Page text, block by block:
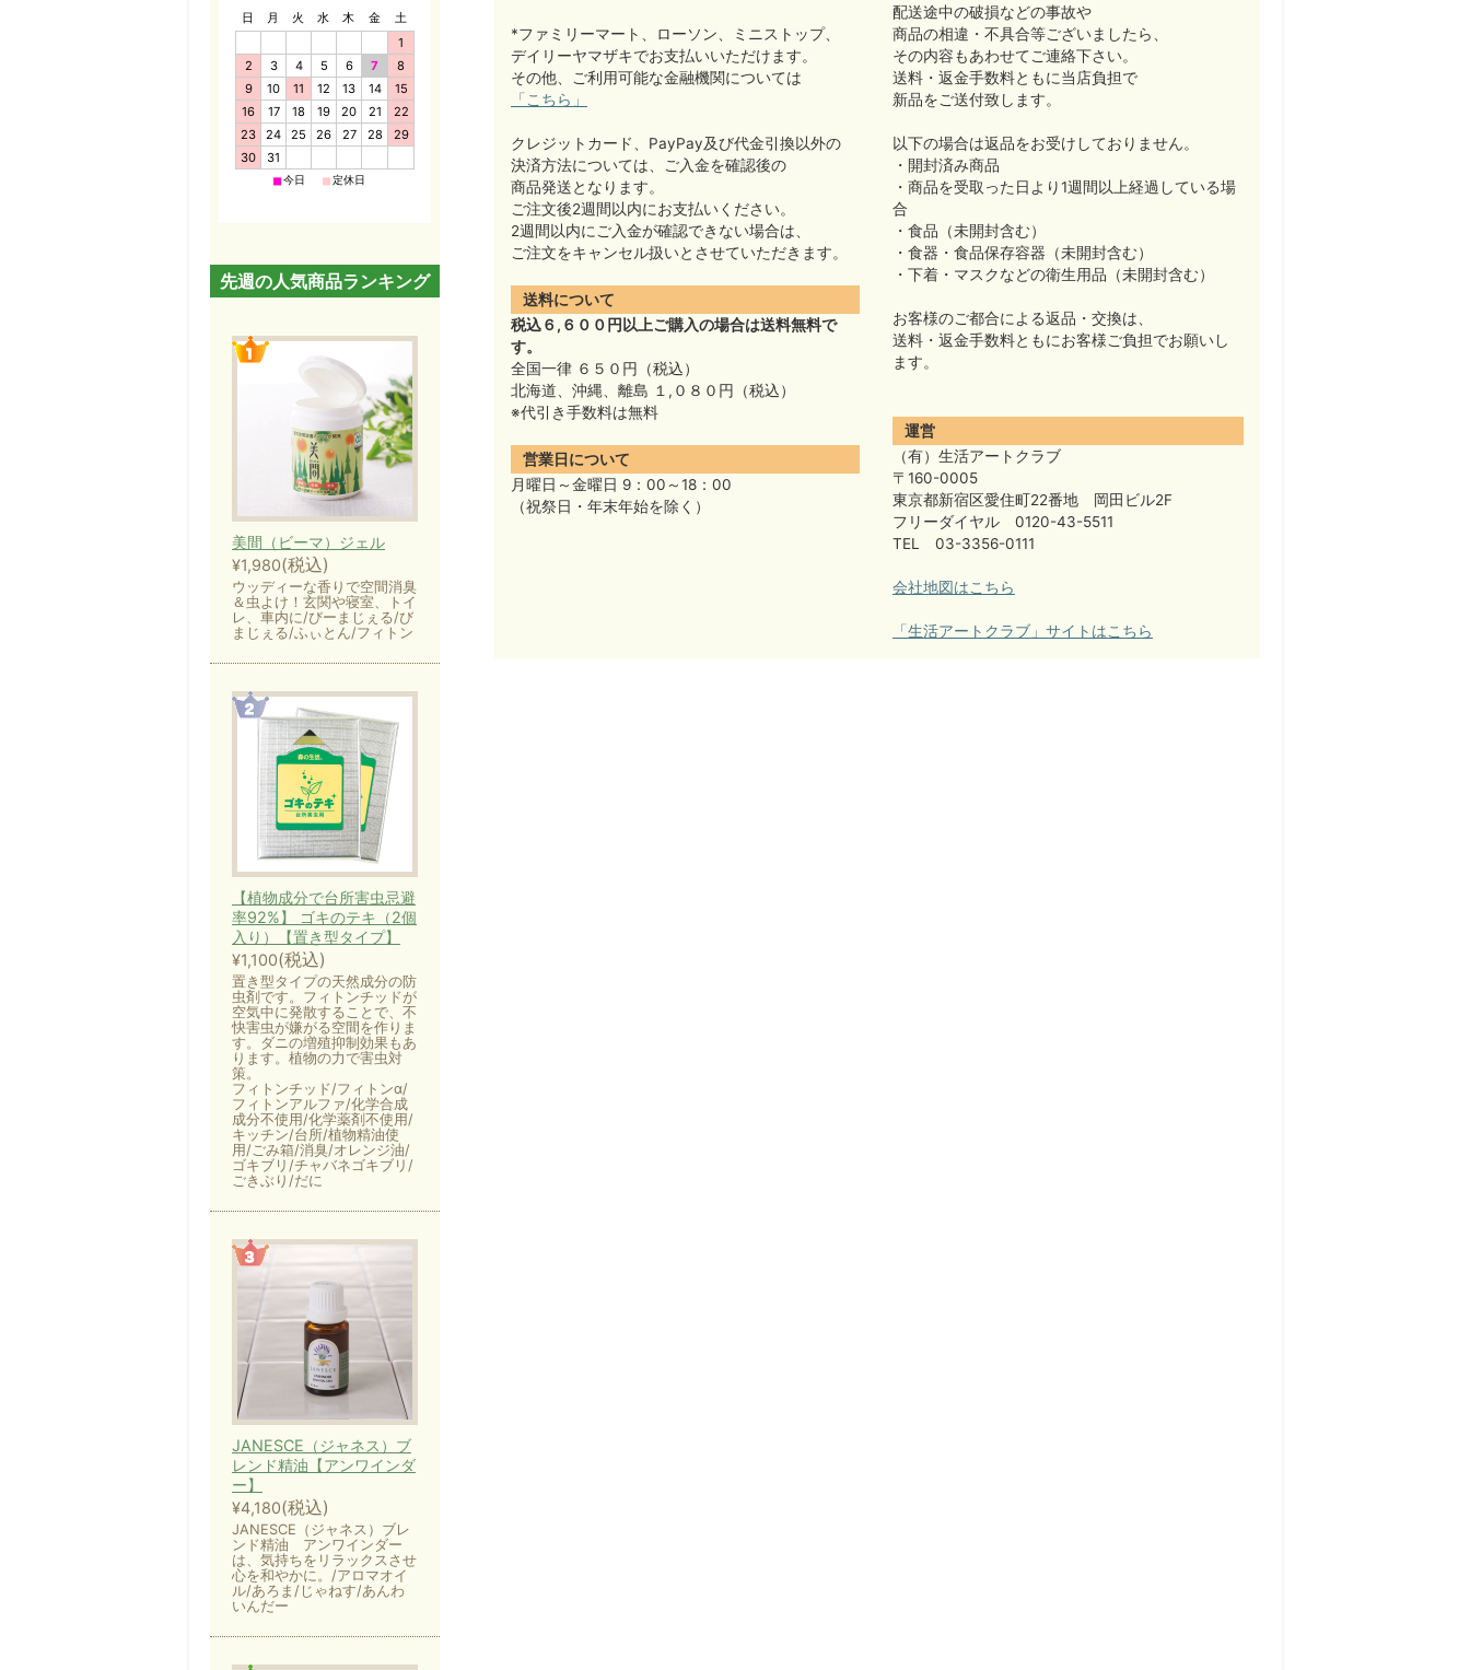
*ファミリーマート、ローソン、ミニストップ、
デイリーヤマザキでお支払いいただけます。
その他、ご利用可能な金融機関については
「こちら」
クレジットカード、PayPay及び代金引換以外の
決済方法については、ご入金を確認後の
商品発送となります。
ご注文後2週間以内にお支払いください。
2週間以内にご入金が確認できない場合は、
ご注文をキャンセル扱いとさせていただきます。
送料について
税込６,６００円以上ご購入の場合は送料無料で
す。
全国一律 ６５０円（税込）
北海道、沖縄、離島 １,０８０円（税込）
※代引き手数料は無料
営業日について
月曜日～金曜日 9：00～18：00
（祝祭日・年末年始を除く）
配送途中の破損などの事故や
商品の相違・不具合等ございましたら、
その内容もあわせてご連絡下さい。
送料・返金手数料ともに当店負担で
新品をご送付致します。
以下の場合は返品をお受けしておりません。
・開封済み商品
・商品を受取った日より1週間以上経過している場
合
・食品（未開封含む）
・食器・食品保存容器（未開封含む）
・下着・マスクなどの衛生用品（未開封含む）
お客様のご都合による返品・交換は、
送料・返金手数料ともにお客様ご負担でお願いし
ます。
運営
（有）生活アートクラブ
〒160-0005
東京都新宿区愛住町22番地 岡田ビル2F
フリーダイヤル 0120-43-5511
TEL 03-3356-0111
会社地図はこちら
「生活アートクラブ」サイトはこちら
日 月 火 水 木 金
土
1
2
3 4 5 6 7
8
9
10 11 12 13 14
15
16
17 18 19 20 21
22
23
24 25 26 27 28
29
30
31
■今日 ■定休日
先週の人気商品ランキング
美間（ビーマ）ジェル
¥1,980(税込)
ウッディーな香りで空間消臭
＆虫よけ！玄関や寝室、トイ
レ、車内に/びーまじぇる/び
まじぇる/ふぃとん/フィトン
【植物成分で台所害虫忌避
率92%】 ゴキのテキ（2個
入り）【置き型タイプ】
¥1,100(税込)
置き型タイプの天然成分の防
虫剤です。フィトンチッドが
空気中に発散することで、不
快害虫が嫌がる空間を作りま
す。ダニの増殖抑制効果もあ
ります。植物の力で害虫対
策。
フィトンチッド/フィトンα/
フィトンアルファ/化学合成
成分不使用/化学薬剤不使用/
キッチン/台所/植物精油使
用/ごみ箱/消臭/オレンジ油/
ゴキブリ/チャバネゴキブリ/
ごきぶり/だに
JANESCE（ジャネス）ブ
レンド精油【アンワインダ
ー】
¥4,180(税込)
JANESCE（ジャネス）ブレ
ンド精油 アンワインダー
は、気持ちをリラックスさせ
心を和やかに。/アロマオイ
ル/あろま/じゃねす/あんわ
いんだー